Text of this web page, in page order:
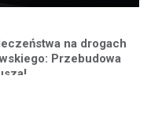
na drogach
Przebudowa